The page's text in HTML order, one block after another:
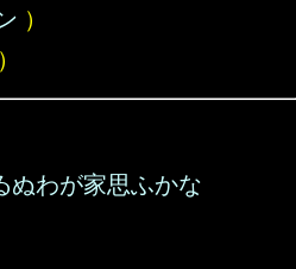
）
）
ぬわが家思ふかな